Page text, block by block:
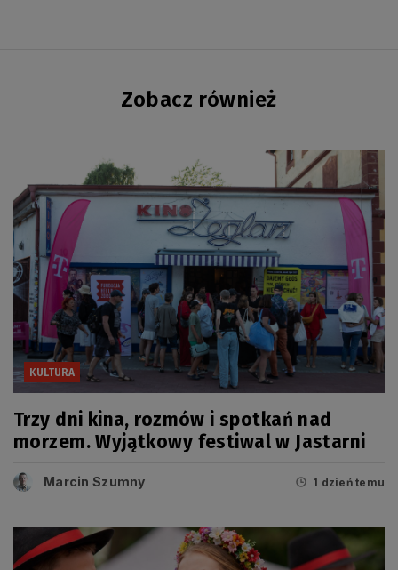
Zobacz również
KULTURA
Trzy dni kina, rozmów i spotkań nad
morzem. Wyjątkowy festiwal w Jastarni
Marcin Szumny 1 dzień temu